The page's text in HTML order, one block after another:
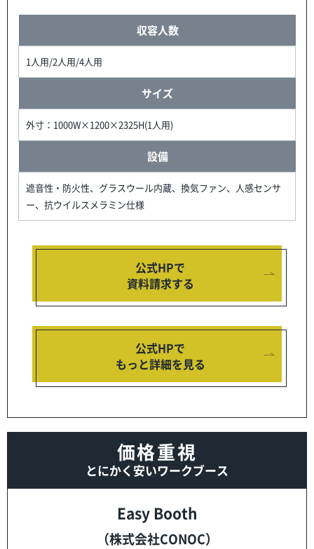
収容人数
1人用/2人用/4人用
サイズ
外寸：1000W×1200×2325H(1人用)
設備
遮音性・防火性、グラスウール内蔵、換気ファン、人感センサ
ー、抗ウイルスメラミン仕様
公式HPで
資料請求する
公式HPで
もっと詳細を見る
価格重視
とにかく安いワークブース
Easy Booth
（株式会社CONOC）